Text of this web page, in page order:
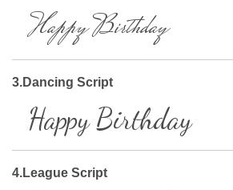
Happy Birthday
3.Dancing Script
Happy Birthday
4.League Script